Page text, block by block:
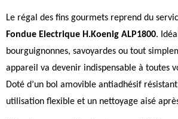
Le régal des fins gourmets reprend du
Fondue Electrique H.Koenig ALP1800.
bourguignonnes, savoyardes ou tout
appareil va devenir indispensable à toutes
Doté d’un bol amovible antiadhésif
utilisation flexible et un nettoyage aisé